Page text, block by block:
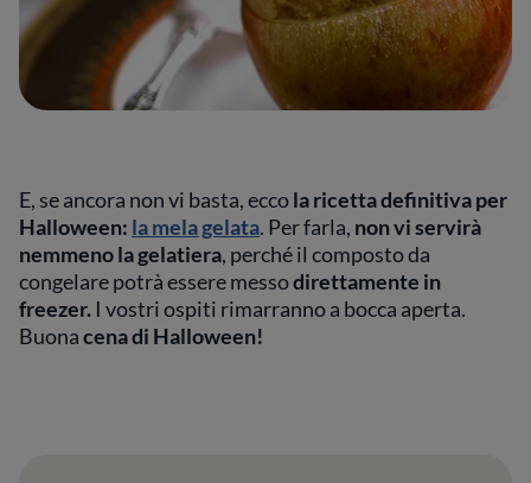
E, se ancora non vi basta, eccola ricetta definitiva per
Halloween: la mela gelata. Per farla, non vi servirà
nemmeno la gelatiera, perché il composto da
congelare potrà essere messodirettamente in
freezer. I vostri ospiti rimarranno a bocca aperta.
Buonacena di Halloween!